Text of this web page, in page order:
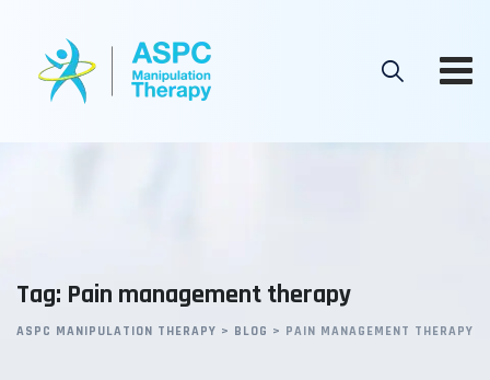
content
Tag: Pain management therapy
ASPC MANIPULATION THERAPY > BLOG > PAIN MANAGEMENT THERAPY